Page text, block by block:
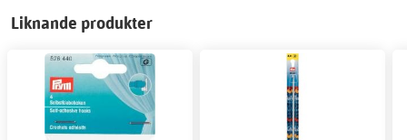
Liknande produkter